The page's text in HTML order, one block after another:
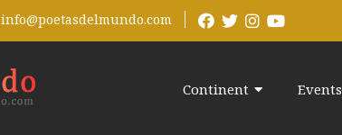
info@poetasdelmundo.com
Continent Events